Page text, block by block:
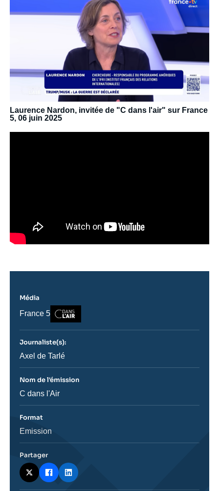
médiatique
Laurence Nardon, invitée de "C dans l'air" sur France
5, 06 juin 2025
Média
Nom
journal,
ou
émission
France 5
Logo
Journaliste(s):
Journaliste
Axel de Tarlé
Nom de l'émission
Nom
C dans l'Air
Format
Catégorie
Emission
Partager